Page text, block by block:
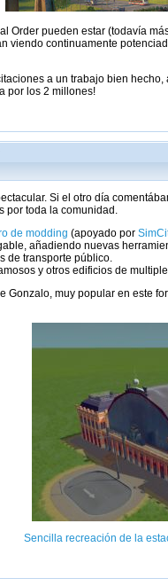
Order pueden estar (todavía
viendo continuamente
a un trabajo bien
por los 2 millones!
Si el otro día
por toda la comunidad.
de modding (apoyado por
añadiendo nuevas
de transporte público.
y otros edificios de
Gonzalo, muy popular en este
Sencilla recreación de la